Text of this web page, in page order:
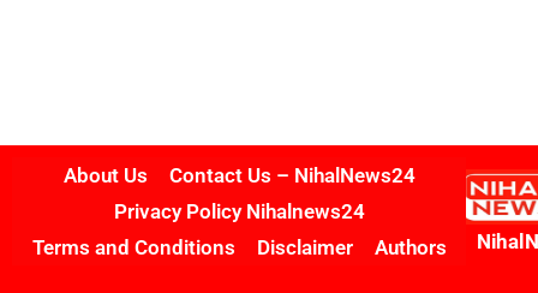
About Us
Contact Us – NihalNews24
Privacy Policy Nihalnews24
Terms and Conditions
Disclaimer Authors